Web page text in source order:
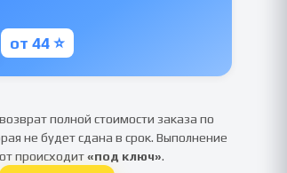
от 44 ⭐
полной стоимости заказа по
не будет сдана в срок. Выполнение
происходит«под ключ».